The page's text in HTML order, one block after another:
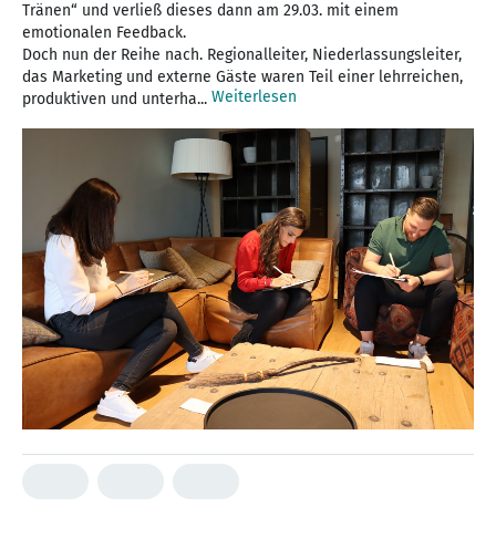
Tränen“ und verließ dieses dann am 29.03. mit einem
emotionalen Feedback.
Doch nun der Reihe nach. Regionalleiter, Niederlassungsleiter,
das Marketing und externe Gäste waren Teil einer lehrreichen,
produktiven und unterha... Weiterlesen